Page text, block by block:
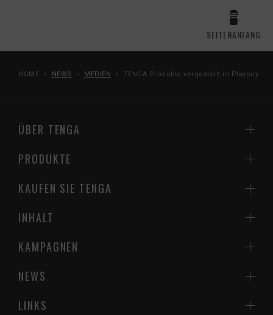
SEITENANFANG
HOME NEWS MEDIEN TENGA Produkte vorgestellt in Playboy
ÜBER TENGA
PRODUKTE
KAUFEN SIE TENGA
INHALT
NEWS
KAMPAGNEN
LINKS